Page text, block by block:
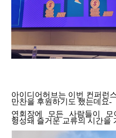
아이디어허브는 이번 컨퍼런
만찬을 후원하기도 했는데요-
연회장에 모든 사람들이
형성돼 즐거운 교류의 시간을